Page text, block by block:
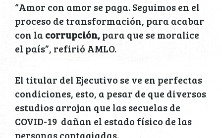
“Amor con amor se paga. Seguimos en el
proceso de transformación, para acabar
con la corrupción,para que se moralice
el país”, refirió AMLO.
El titular del Ejecutivo se ve en perfectas
condiciones, esto, a pesar de que diversos
estudios arrojan que las secuelas de
COVID-19 dañan el estado físico de las
personas contagiadas.